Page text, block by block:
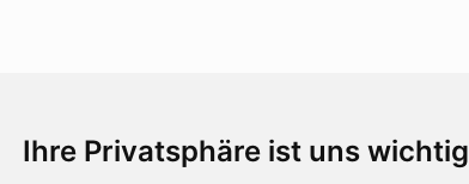
Ihre Privatsphäre ist uns wichtig